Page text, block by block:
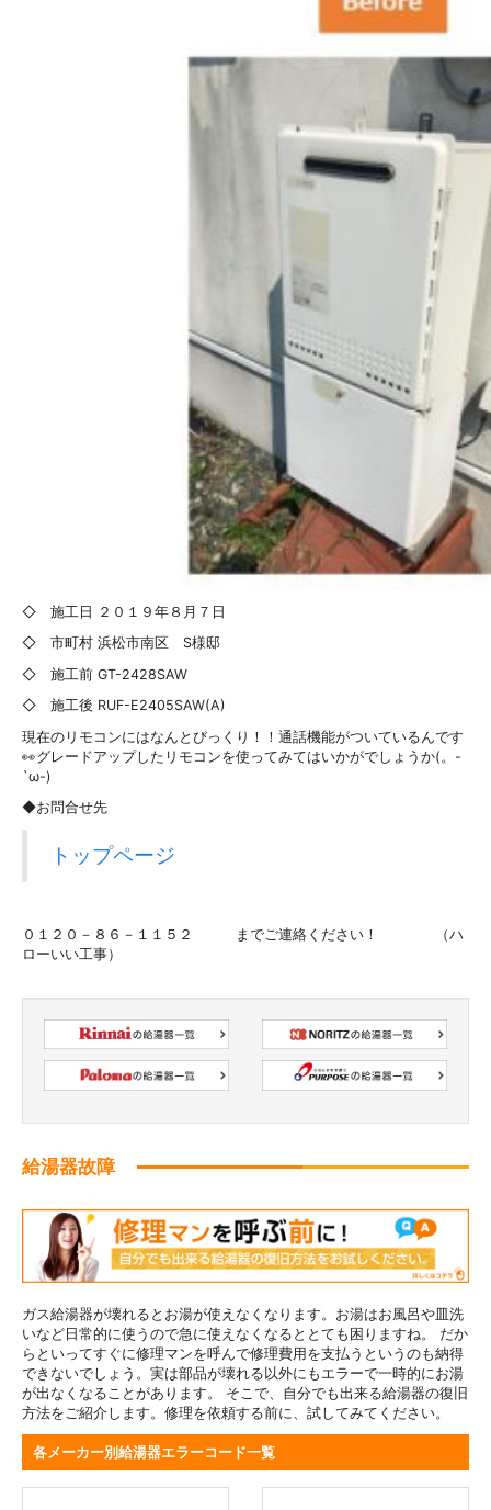
◇ 施工日 ２０１９年８月７日
◇ 市町村 浜松市南区 S様邸
◇ 施工前 GT-2428SAW
◇ 施工後 RUF-E2405SAW(A)
現在のリモコンにはなんとびっくり！！通話機能がついているんです
👀グレードアップしたリモコンを使ってみてはいかがでしょうか(。-
`ω-)
◆お問合せ先
トップページ
０１２０－８６－１１５２ までご連絡ください！ （ハ
ローいい工事）
給湯器故障
ガス給湯器が壊れるとお湯が使えなくなります。お湯はお風呂や皿洗
いなど日常的に使うので急に使えなくなるととても困りますね。 だか
らといってすぐに修理マンを呼んで修理費用を支払うというのも納得
できないでしょう。実は部品が壊れる以外にもエラーで一時的にお湯
が出なくなることがあります。 そこで、自分でも出来る給湯器の復旧
方法をご紹介します。修理を依頼する前に、試してみてください。
各メーカー別給湯器エラーコード一覧